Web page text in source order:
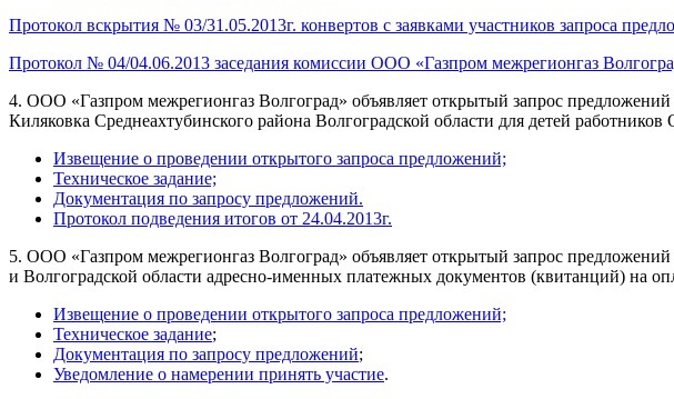
Протокол вскрытия № 03/31.05.2013г. конвертов с заявками участников запроса
Протокол № 04/04.06.2013 заседания комиссии ООО «Газпром межрегионгаз
4. ООО «Газпром межрегионгаз Волгоград» объявляет открытый запрос
Киляковка Среднеахтубинского района Волгоградской области для детей
Извещение о проведении открытого запроса предложений;
Техническое задание;
Документация по запросу предложений.
Протокол подведения итогов от 24.04.2013г.
5. ООО «Газпром межрегионгаз Волгоград» объявляет открытый запрос
и Волгоградской области адресно-именных платежных документов (квитанций) на
Извещение о проведении открытого запроса предложений;
Техническое задание;
Документация по запросу предложений;
Уведомление о намерении принять участие.